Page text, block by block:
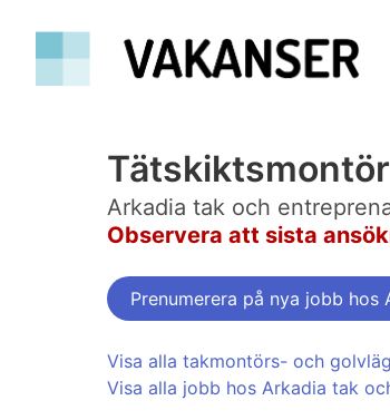
Arkadia tak och
Observera att sista
Prenumerera på nya jobb
Visa alla takmontörs- och
Visa alla jobb hos Arkadia tak